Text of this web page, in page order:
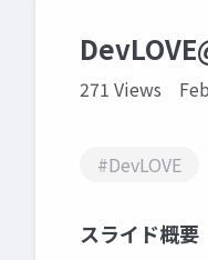
271 Views
#DevLOVE
スライド概要